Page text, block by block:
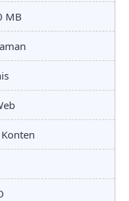
MB